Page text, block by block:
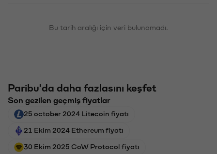
Bu tarih aralığı için veri bulunamadı.
Paribu'da daha fazlasını keşfet
Son gezilen geçmiş fiyatlar
25 october 2024 Litecoin fiyatı
21 Ekim 2024 Ethereum fiyatı
30 Ekim 2025 CoW Protocol fiyatı